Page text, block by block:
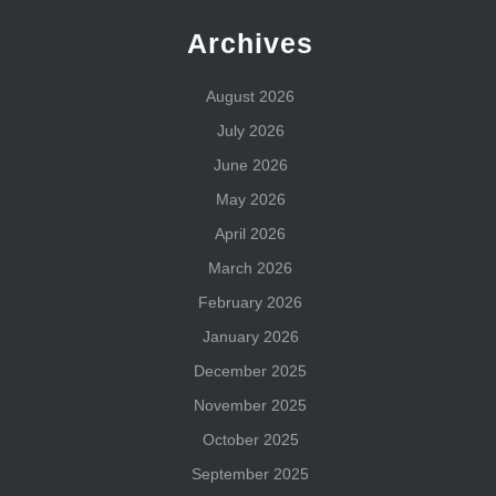
Archives
August 2026
July 2026
June 2026
May 2026
April 2026
March 2026
February 2026
January 2026
December 2025
November 2025
October 2025
September 2025